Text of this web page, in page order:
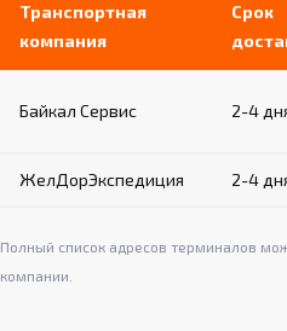
Транспортная
компания
Срок
Байкал Сервис 2-4
ЖелДорЭкспедиция 2-4
Полный список адресов терминалов
компании.